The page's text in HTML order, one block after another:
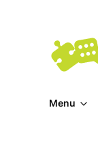
Menu